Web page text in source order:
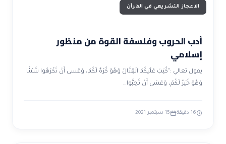
الاعجاز التشريعي في القرآن
أدب الحروب وفلسفة القوة من منظور
إسلامي
يقول تعالي :"كُتِبَ عَلَيْكُمْ الْقِتَالُ وَهُوَ كُرْهٌ لَكُمْ، وَعَسى أَنْ تَكْرَهُوا شَيْئًا
وَهُوَ خَيْرٌ لَكُمْ، وَعَسَى أَنْ تُحِبُّوا…
16 دقيقة 15 سبتمبر 2021